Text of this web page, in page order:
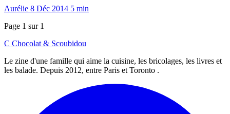
Aurélie 8 Déc 2014 5 min
Page 1 sur 1
C Chocolat & Scoubidou
Le zine d'une famille qui aime la cuisine, les bricolages, les livres et
les balade. Depuis 2012, entre Paris et Toronto .